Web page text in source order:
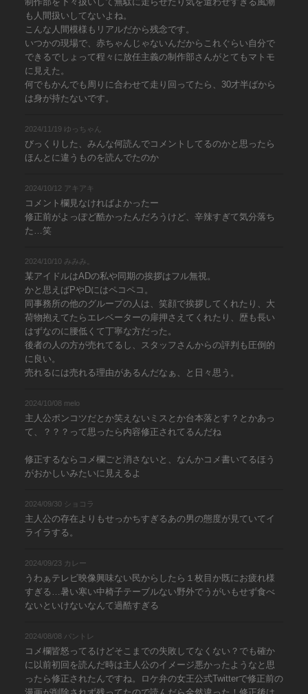
も人間扱いしてないよね。
こんな人間模様もリアルだから残念です。
いつかの現場で、赤ちゃんじゃないんだからこれぐらい自分で
できるでしょって程々に放任主義の制作部さんがとてもマトモ
に見えた。
何でもかんでも周りに合わせて走り回ってたら、30才半ばから
は身が持たないです。
2024/11/19 ゆっちゃん
びっくりした、みんな何読んでコメントしてるのかと思ったら
ほんとに違うものを読んでたのか
2024/10/12 アキアキ
コメント欄見なければよかったー
修正前がよっぽど酷かったんだろうけど、辛辣すぎて気分落ち
た…笑
2024/10/10 みみみ。
某アイドルはADの私や同期の挨拶はフル無視。
かと思えばPやDにはペコペコ。
同事務所の他のグループの人は、笑顔で挨拶してくれたり、大
荷物抱えてたらエレベーターの扉押さえてくれたり、歴も長い
はずなのに腰低くて丁寧な方だった。
後者の人の方が売れてるし、スタッフさんからの評判も圧倒的
に良い。
売れるには売れる理由があるんだなぁ、と日々思う。
2024/10/08 melo
主人公ポンコツだとか笑えないミスとか台本落とす？とかあっ
て、？？？って思ったら内容修正されてるんだね
修正するならコメ欄ごと消さないと、なんかコメ書いてるほう
がおかしいみたいに見えるよ
2024/09/30 ショコラ
主人公の存在よりもせっかちすぎるあの男の態度が見ていてイ
ライラする。
2024/09/23 カレー
うわぁテレビ映像興味ない民からしたら１枚目か既にお疲れ様
すぎる…暑い寒い中椅子テーブルない野外でうがいもせず食べ
ないといけないなんて過酷すぎる
2024/08/08 パントレ
コメ欄皆怒ってるけどそこまでの失敗してなくない？でも確か
に以前初回を読んだ時は主人公のイメージ悪かったようなと思
ったら修正されたんですね。ロケ弁の女王公式Twitterで修正前の